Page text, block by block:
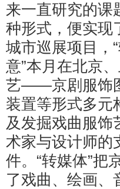
来一直研究的课
种形式，便实现
城市巡展项目，
意”本月在北京
艺——京剧服饰
装置等形式多元
及发掘戏曲服饰
术家与设计师的
件。“转媒体”把
了戏曲、绘画、